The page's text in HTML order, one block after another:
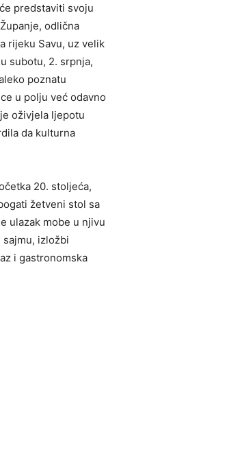
predstaviti svoju
odlična
rijeku Savu, uz velik
subotu, 2. srpnja,
poznatu
u polju već odavno
oživjela ljepotu
da kulturna
20. stoljeća,
žetveni stol sa
ulazak mobe u njivu
izložbi
i gastronomska